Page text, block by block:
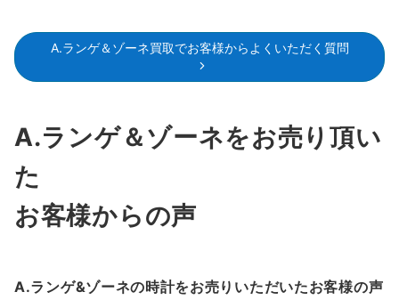
A.ランゲ＆ゾーネ買取でお客様からよくいただく質問
A.ランゲ＆ゾーネをお売り頂い
た
お客様からの声
A.ランゲ&ゾーネの時計をお売りいただいたお客様の声